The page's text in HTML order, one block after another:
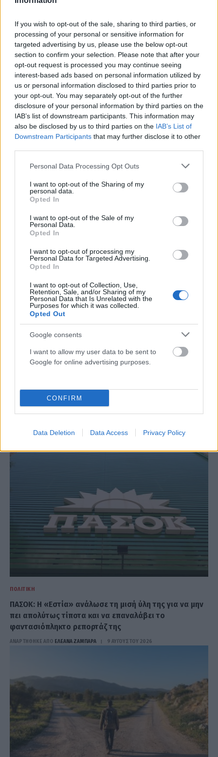
If you wish to opt-out of the sale, sharing to third parties, or
processing of your personal or sensitive information for
targeted advertising by us, please use the below opt-out
section to confirm your selection. Please note that after your
opt-out request is processed you may continue seeing
interest-based ads based on personal information utilized by
us or personal information disclosed to third parties prior to
your opt-out. You may separately opt-out of the further
disclosure of your personal information by third parties on the
IAB’s list of downstream participants. This information may
also be disclosed by us to third parties on the IAB’s List of
Downstream Participants that may further disclose it to other
Please note that this website/app uses one or more Google
not limited to your visit or usage behaviour. You may click to
grant or deny consent to Google and its third-party tags to
use your data for below specified purposes in below Google
consent section.
Personal Data Processing Opt Outs
I want to opt-out of the Sharing of my
personal data.
Opted In
I want to opt-out of the Sale of my
Personal Data.
Opted In
I want to opt-out of processing my
Personal Data for Targeted Advertising.
Opted In
I want to opt-out of Collection, Use,
Retention, Sale, and/or Sharing of my
Personal Data that Is Unrelated with the
Purposes for which it was collected.
Opted Out
Google consents
I want to allow my user data to be sent to
Google for online advertising purposes.
CONFIRM
Data Deletion Data Access Privacy Policy
Κοντογεώργης: Επιστρέφουμε αναλογικά και δίκαια το
μέρισμα ανάπτυξης
ΕΛΕΑΝΑ ΖΑΜΠΑΡΑ
Μαρινάκης: «Το δημογραφικό δεν μπορεί να
περιμένει»
ΑΝΑΡΤΗΘΗΚΕ ΑΠΟΕΛΕΑΝΑ ΖΑΜΠΑΡΑ 9 ΑΥΓΟΎΣΤΟΥ 2026
Τουρνάς: Πάνω από 400 πυρκαγιές σε δέκα ημέρες – Σε
ΠΟΛΙΤΙΚΉ
ΠΑΣΟΚ: Η «Εστία» ανάλωσε τη μισή ύλη της για να μην
πει απολύτως τίποτα και να επαναλάβει το
φαντασιόπληκτο ρεπορτάζ της
ΑΝΑΡΤΗΘΗΚΕ ΑΠΟ ΕΛΕΑΝΑ ΖΑΜΠΑΡΑ 9 ΑΥΓΟΎΣΤΟΥ 2026